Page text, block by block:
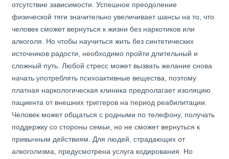
отсутствие зависимости. Успешное преодоление
физической тяги значительно увеличивает шансы на то, что
человек сможет вернуться к жизни без наркотиков или
алкоголя. Но чтобы научиться жить без синтетических
источников радости, необходимо пройти длительный и
сложный путь. Любой стресс может вызвать желание снова
начать употреблять психоактивные вещества, поэтому
платная наркологическая клиника предполагает изоляцию
пациента от внешних триггеров на период реабилитации.
Человек может общаться с родными по телефону, получать
поддержку со стороны семьи, но не сможет вернуться к
привычным действиям. Для людей, страдающих от
алкоголизма, предусмотрена услуга кодирования. Но